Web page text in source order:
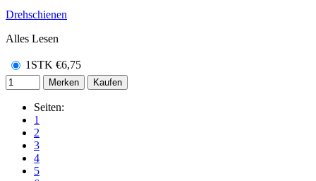
Drehschienen
Alles Lesen
1STK €6,75
Merken Kaufen
Seiten:
1
2
3
4
5